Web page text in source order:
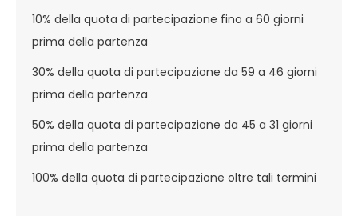
10% della quota di partecipazione fino a 60 giorni
prima della partenza
30% della quota di partecipazione da 59 a 46 giorni
prima della partenza
50% della quota di partecipazione da 45 a 31 giorni
prima della partenza
100% della quota di partecipazione oltre tali termini